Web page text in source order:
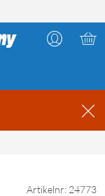
Artikelnr: 24773